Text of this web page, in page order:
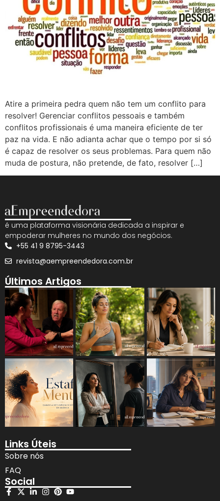
Atire a primeira pedra quem não tem um conflito para
resolver! Gerenciar conflitos pessoais e também
conflitos profissionais é uma maneira eficiente de ter
paz na vida. E não adianta achar que o tempo por si só
é capaz de resolver os seus problemas. Para quem não
muda de postura, não pretende, de fato, resolver […]
é uma plataforma visionária dedicada a inspirar e
empoderar mulheres no mundo dos negócios.
+55 41 9 8795-3443
revista@aempreendedora.com.br
Últimos Artigos
Links Úteis
Sobre nós
FAQ
Social